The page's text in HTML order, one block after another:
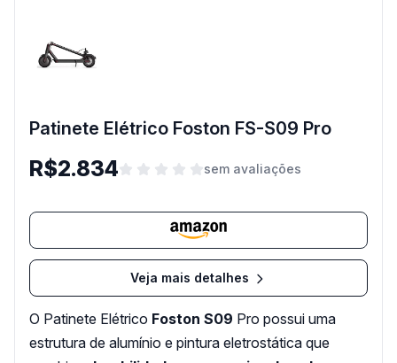
Patinete Elétrico Foston FS-S09 Pro
R$2.834 sem avaliações
Veja mais detalhes
O Patinete Elétrico Foston S09 Pro possui uma
estrutura de alumínio e pintura eletrostática que